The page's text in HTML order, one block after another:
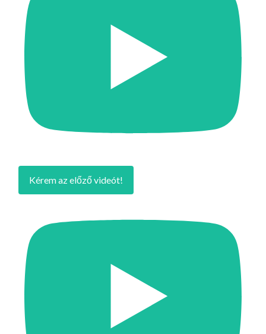
Kérem az előző videót!